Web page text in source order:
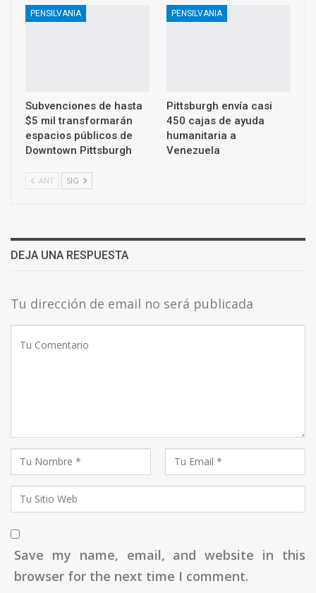
PENSILVANIA
Subvenciones de hasta
$5 mil transformarán
espacios públicos de
Downtown Pittsburgh
PENSILVANIA
Pittsburgh envía casi
450 cajas de ayuda
humanitaria a
Venezuela
ANT SIG
DEJA UNA RESPUESTA
Tu dirección de email no será publicada
Save my name, email, and website in this
browser for the next time I comment.